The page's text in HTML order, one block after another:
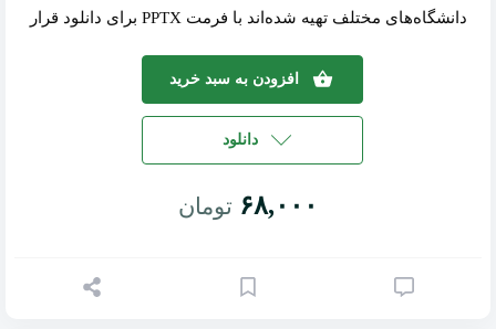
دانشگاه‌های مختلف تهیه شده‌اند با فرمت PPTX برای دانلود قرار
افزودن به سبد خرید
دانلود
۶۸,۰۰۰ تومان